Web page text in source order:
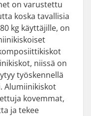
on varustettu
koska tavallisia
kg käyttäjille, on
niissä on
työskennellä
Alumiinikiskot
kovemmat,
ja tekee